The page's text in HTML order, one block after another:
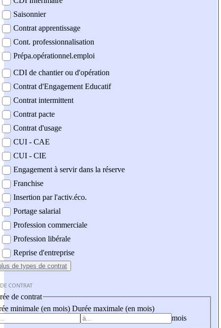
Saisonnier
Contrat apprentissage
Cont. professionnalisation
Prépa.opérationnel.emploi
CDI de chantier ou d'opération
Contrat d'Engagement Educatif
Contrat intermittent
Contrat pacte
Contrat d'usage
CUI - CAE
CUI - CIE
Engagement à servir dans la réserve
Franchise
Insertion par l'activ.éco.
Portage salarial
Profession commerciale
Profession libérale
Reprise d'entreprise
de types de contrat
CONTRAT
de contrat
minimale (en mois) Durée maximale (en mois)
mois